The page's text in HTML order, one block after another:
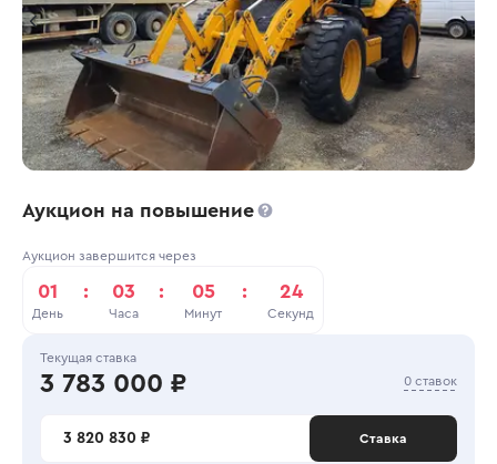
Аукцион на повышение
Аукцион завершится через
01
День
: 03
Часа
: 05
Минут
: 24
Секунд
Текущая ставка
3 783 000 ₽ 0 ставок
3 820 830 ₽ Ставка